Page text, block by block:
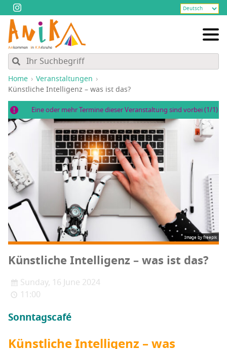
Home
Veranstaltungen
Künst­li­che Intel­li­genz – was ist das?
Eine oder mehr Termine dieser Veranstaltung sind vorbei (1/1)
Image by freepik
Künst­li­che Intel­li­genz – was ist das?
Sunday, 16 June 2024
11:00
Sonn­tags­ca­fé
Künst­li­che Intel­li­genz – was